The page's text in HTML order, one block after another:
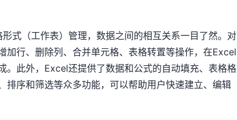
式（工作表）管理，数据之间的相互关系一目了然。对
加行、删除列、合并单元格、表格转置等操作，在Excel
。此外，Excel还提供了数据和公式的自动填充、表格格
排序和筛选等众多功能，可以帮助用户快速建立、编辑